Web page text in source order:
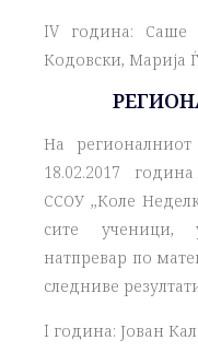
IV година: Саше
Кодовски, Марија
На
18.02.2017
ССОУ ,,Коле
сите ученици,
натпревар по
следниве
I година: Јован